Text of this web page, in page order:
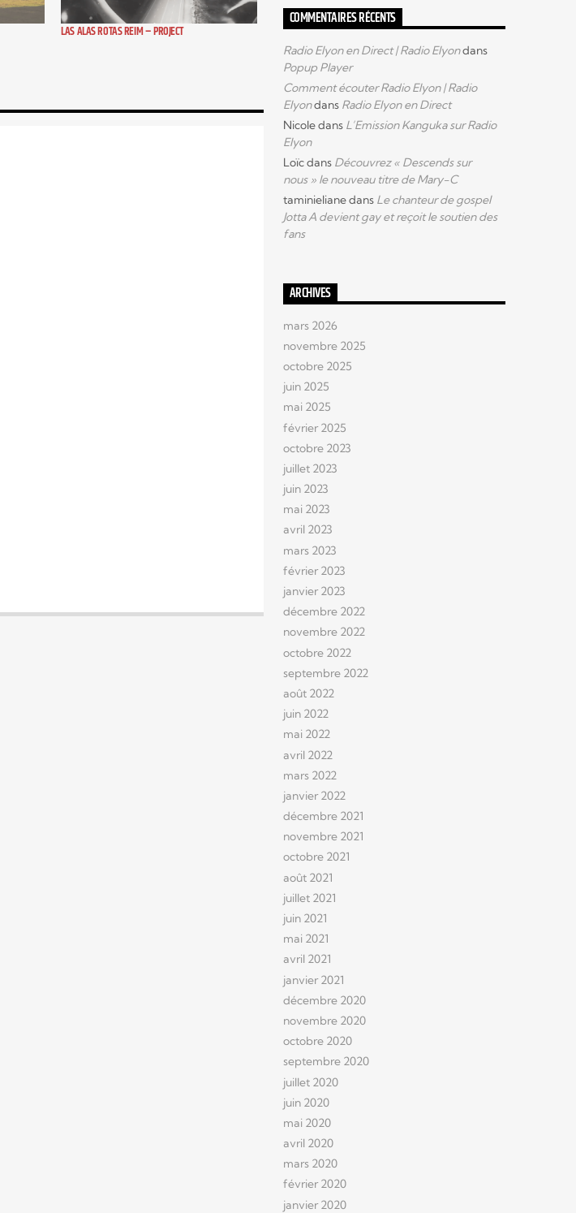
LAS ALAS ROTAS REIM – PROJECT
COMMENTAIRES RÉCENTS
Radio Elyon en Direct | Radio Elyondans
Popup Player
Comment écouter Radio Elyon | Radio
Elyondans Radio Elyon en Direct
Nicoledans L’Emission Kanguka sur Radio
Elyon
Loïcdans Découvrez « Descends sur
nous » le nouveau titre de Mary-C
taminielianedans Le chanteur de gospel
Jotta A devient gay et reçoit le soutien des
fans
ARCHIVES
mars 2026
novembre 2025
octobre 2025
juin 2025
mai 2025
février 2025
octobre 2023
juillet 2023
juin 2023
mai 2023
avril 2023
mars 2023
février 2023
janvier 2023
décembre 2022
novembre 2022
octobre 2022
septembre 2022
août 2022
juin 2022
mai 2022
avril 2022
mars 2022
janvier 2022
décembre 2021
novembre 2021
octobre 2021
août 2021
juillet 2021
juin 2021
mai 2021
avril 2021
janvier 2021
décembre 2020
novembre 2020
octobre 2020
septembre 2020
juillet 2020
juin 2020
mai 2020
avril 2020
mars 2020
février 2020
janvier 2020